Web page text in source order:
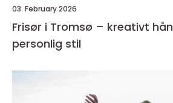
03. February 2026
Frisør i Tromsø – kreativt
personlig stil